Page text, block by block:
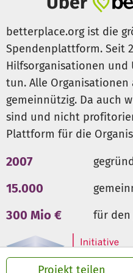
Projekt teilen
unser Ziel.
Und vor allem: Jeder
für Tiere da sein können,
brauchen.Bitte hilf uns, zu
eine Stimme zu geben-
Überleben.
Im Namen aller geretteten
Herzen! ❤️
Teile diesen Aufruf gerne!
Für eine Ehrung der
Spendenhöhe:
https://
Website:https://
betterplace.org ist die
Spendenplattform. Seit
Hilfsorganisationen und
tun. Alle
gemeinnützig. Da auch
sind und nicht
Plattform für die
2007
15.000
300 Mio € für den